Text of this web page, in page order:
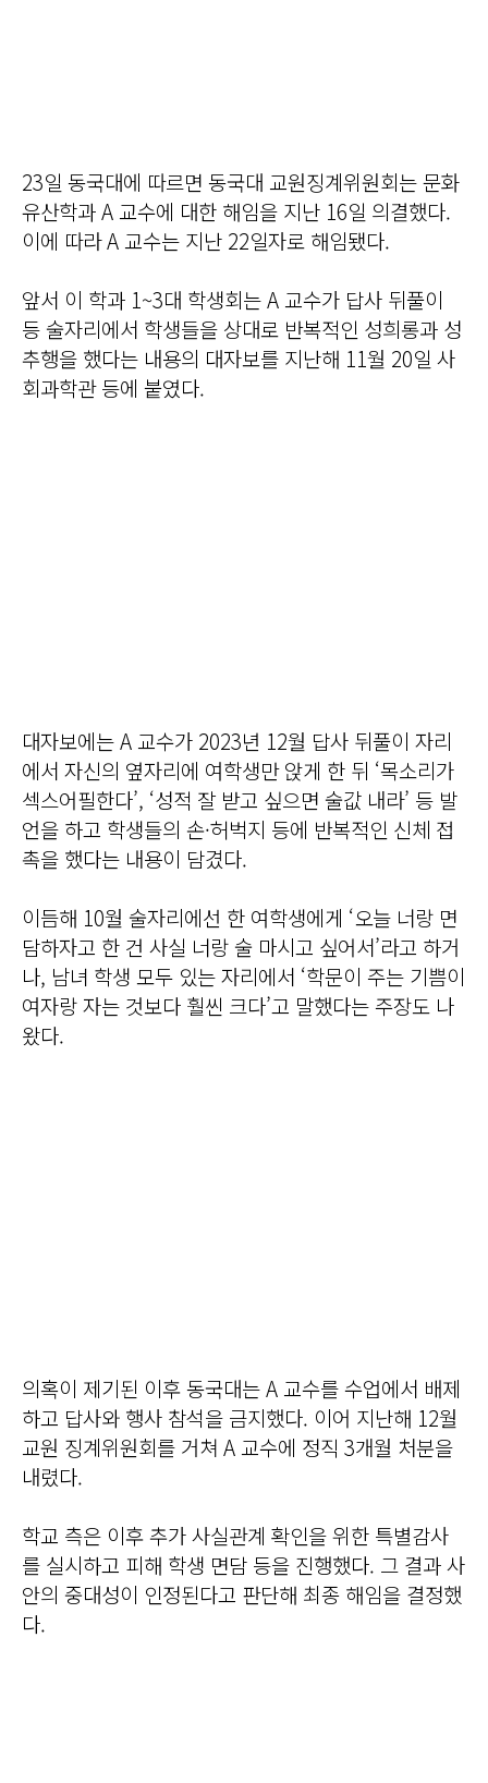
23일 동국대에 따르면 동국대 교원징계위원회는 문화
유산학과 A 교수에 대한 해임을 지난 16일 의결했다.
이에 따라 A 교수는 지난 22일자로 해임됐다.
앞서 이 학과 1~3대 학생회는 A 교수가 답사 뒤풀이
등 술자리에서 학생들을 상대로 반복적인 성희롱과 성
추행을 했다는 내용의 대자보를 지난해 11월 20일 사
회과학관 등에 붙였다.
대자보에는 A 교수가 2023년 12월 답사 뒤풀이 자리
에서 자신의 옆자리에 여학생만 앉게 한 뒤 ‘목소리가
섹스어필한다’, ‘성적 잘 받고 싶으면 술값 내라’ 등 발
언을 하고 학생들의 손·허벅지 등에 반복적인 신체 접
촉을 했다는 내용이 담겼다.
이듬해 10월 술자리에선 한 여학생에게 ‘오늘 너랑 면
담하자고 한 건 사실 너랑 술 마시고 싶어서’라고 하거
나, 남녀 학생 모두 있는 자리에서 ‘학문이 주는 기쁨이
여자랑 자는 것보다 훨씬 크다’고 말했다는 주장도 나
왔다.
의혹이 제기된 이후 동국대는 A 교수를 수업에서 배제
하고 답사와 행사 참석을 금지했다. 이어 지난해 12월
교원 징계위원회를 거쳐 A 교수에 정직 3개월 처분을
내렸다.
학교 측은 이후 추가 사실관계 확인을 위한 특별감사
를 실시하고 피해 학생 면담 등을 진행했다. 그 결과 사
안의 중대성이 인정된다고 판단해 최종 해임을 결정했
다.